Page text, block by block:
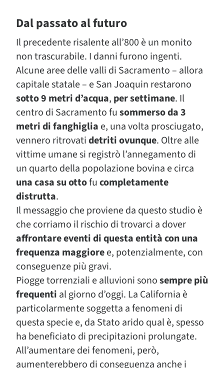
Dal passato al futuro
Il precedente risalente all’800 è un monito
non trascurabile. I danni furono ingenti.
Alcune aree delle valli di Sacramento – allora
capitale statale – e San Joaquin restarono
sotto 9 metri d’acqua, per settimane. Il
centro di Sacramento fusommerso da 3
metri di fanghiglia e, una volta prosciugato,
vennero ritrovatidetriti ovunque. Oltre alle
vittime umane si registrò l’annegamento di
un quarto della popolazione bovina e circa
una casa su ottofucompletamente
distrutta.
Il messaggio che proviene da questo studio è
che corriamo il rischio di trovarci a dover
affrontare eventi di questa entità con una
frequenza maggioree, potenzialmente, con
conseguenze più gravi.
Piogge torrenziali e alluvioni sonosempre più
frequenti al giorno d’oggi. La California è
particolarmente soggetta a fenomeni di
questa specie e, da Stato arido qual è, spesso
ha beneficiato di precipitazioni prolungate.
All’aumentare dei fenomeni, però,
aumenterebbero di conseguenza anche i